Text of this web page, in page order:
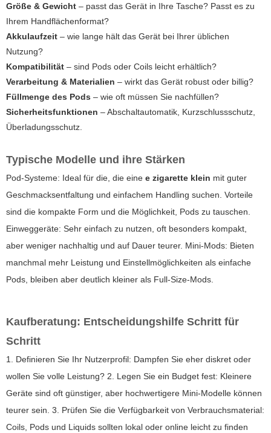
Größe & Gewicht – passt das Gerät in Ihre Tasche? Passt es zu
Ihrem Handflächenformat?
Akkulaufzeit – wie lange hält das Gerät bei Ihrer üblichen
Nutzung?
Kompatibilität – sind Pods oder Coils leicht erhältlich?
Verarbeitung & Materialien – wirkt das Gerät robust oder billig?
Füllmenge des Pods – wie oft müssen Sie nachfüllen?
Sicherheitsfunktionen – Abschaltautomatik, Kurzschlussschutz,
Überladungsschutz.
Typische Modelle und ihre Stärken
Pod-Systeme: Ideal für die, die eine e zigarette klein mit guter
Geschmacksentfaltung und einfachem Handling suchen. Vorteile
sind die kompakte Form und die Möglichkeit, Pods zu tauschen.
Einweggeräte: Sehr einfach zu nutzen, oft besonders kompakt,
aber weniger nachhaltig und auf Dauer teurer. Mini-Mods: Bieten
manchmal mehr Leistung und Einstellmöglichkeiten als einfache
Pods, bleiben aber deutlich kleiner als Full-Size-Mods.
Kaufberatung: Entscheidungshilfe Schritt für
Schritt
1. Definieren Sie Ihr Nutzerprofil: Dampfen Sie eher diskret oder
wollen Sie volle Leistung? 2. Legen Sie ein Budget fest: Kleinere
Geräte sind oft günstiger, aber hochwertigere Mini-Modelle können
teurer sein. 3. Prüfen Sie die Verfügbarkeit von Verbrauchsmaterial:
Coils, Pods und Liquids sollten lokal oder online leicht zu finden